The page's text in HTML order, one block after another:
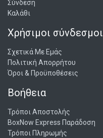
Σύνδεση
Καλάθι
Χρήσιμοι σύνδεσμοι
Σχετικά Με Εμάς
Πολιτική Απορρήτου
Όροι & Προϋποθέσεις
Βοήθεια
Τρόποι Αποστολής
BoxNow Express Παράδοση
Τρόποι Πληρωμής